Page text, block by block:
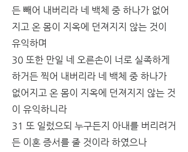
든 빼어 내버리라 네 백체 중 하나가 없어
지고 온 몸이 지옥에 던져지지 않는 것이
유익하며
30 또한 만일 네 오른손이 너로 실족하게
하거든 찍어 내버리라 네 백체 중 하나가
없어지고 온 몸이 지옥에 던져지지 않는 것
이 유익하니라
31 또 일렀으되 누구든지 아내를 버리려거
든 이혼 증서를 줄 것이라 하였으나